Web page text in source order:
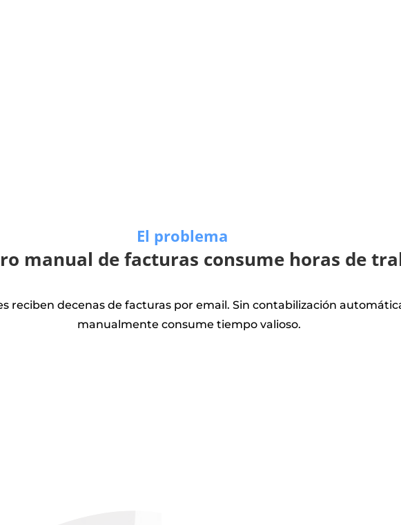
El problema
manual de facturas consume horas de
reciben decenas de facturas por email. Sin contabilización
manualmente consume tiempo valioso.